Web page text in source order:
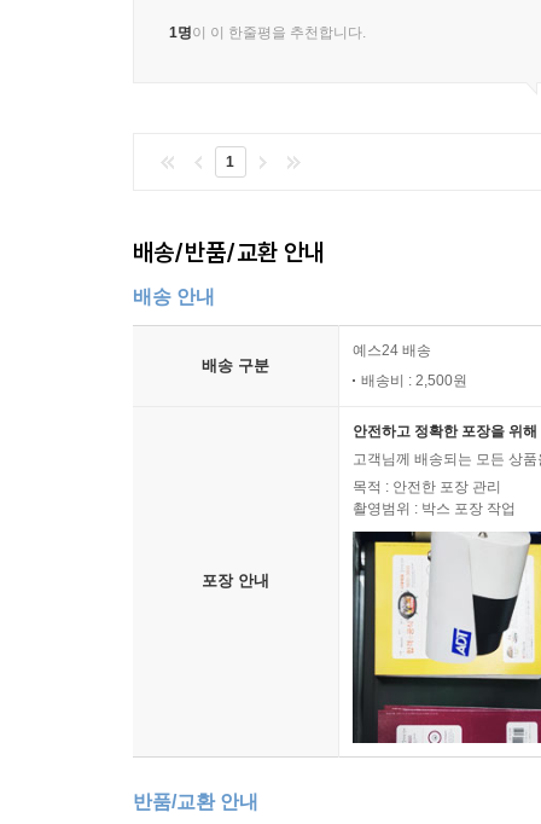
1명이 이 한줄평을 추천합니다.
1
배송/반품/교환 안내
배송 안내
배송 구분
예스24 배송
배송비 : 2,500원
포장 안내
안전하고 정확한 포장을 위
고객님께 배송되는 모든 상
목적 : 안전한 포장 관리
촬영범위 : 박스 포장 작업
반품/교환 안내